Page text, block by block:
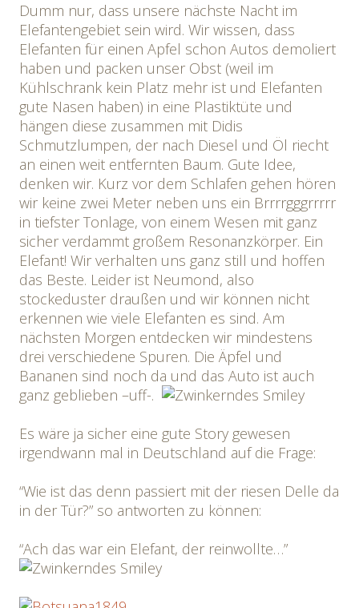
Dumm nur, dass unsere nächste Nacht im
Elefantengebiet sein wird. Wir wissen, dass
Elefanten für einen Apfel schon Autos demoliert
haben und packen unser Obst (weil im
Kühlschrank kein Platz mehr ist und Elefanten
gute Nasen haben) in eine Plastiktüte und
hängen diese zusammen mit Didis
Schmutzlumpen, der nach Diesel und Öl riecht
an einen weit entfernten Baum. Gute Idee,
denken wir. Kurz vor dem Schlafen gehen hören
wir keine zwei Meter neben uns ein Brrrrgggrrrrr
in tiefster Tonlage, von einem Wesen mit ganz
sicher verdammt großem Resonanzkörper. Ein
Elefant! Wir verhalten uns ganz still und hoffen
das Beste. Leider ist Neumond, also
stockeduster draußen und wir können nicht
erkennen wie viele Elefanten es sind. Am
nächsten Morgen entdecken wir mindestens
drei verschiedene Spuren. Die Äpfel und
Bananen sind noch da und das Auto ist auch
ganz geblieben –uff-.
Es wäre ja sicher eine gute Story gewesen
irgendwann mal in Deutschland auf die Frage:
“Wie ist das denn passiert mit der riesen Delle da
in der Tür?” so antworten zu können:
“Ach das war ein Elefant, der reinwollte…”